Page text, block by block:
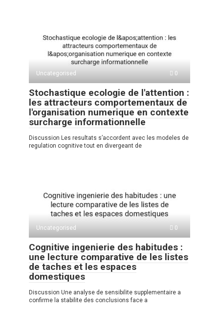
Uncategorised 0
Stochastique ecologie de l'attention :
les attracteurs comportementaux de
l'organisation numerique en contexte
surcharge informationnelle
Discussion Les resultats s’accordent avec les modeles de
regulation cognitive tout en divergeant de
Uncategorised 0
Cognitive ingenierie des habitudes :
une lecture comparative de les listes
de taches et les espaces
domestiques
Discussion Une analyse de sensibilite supplementaire a
confirme la stabilite des conclusions face a